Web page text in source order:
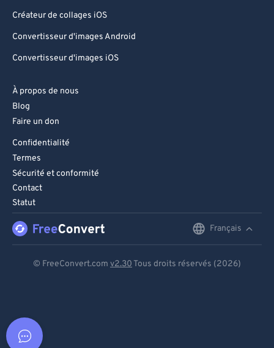
Créateur de collages iOS
Convertisseur d'images Android
Convertisseur d'images iOS
À propos de nous
Blog
Faire un don
Confidentialité
Termes
Sécurité et conformité
Contact
Statut
Français
© FreeConvert.com v2.30 Tous droits réservés (2026)